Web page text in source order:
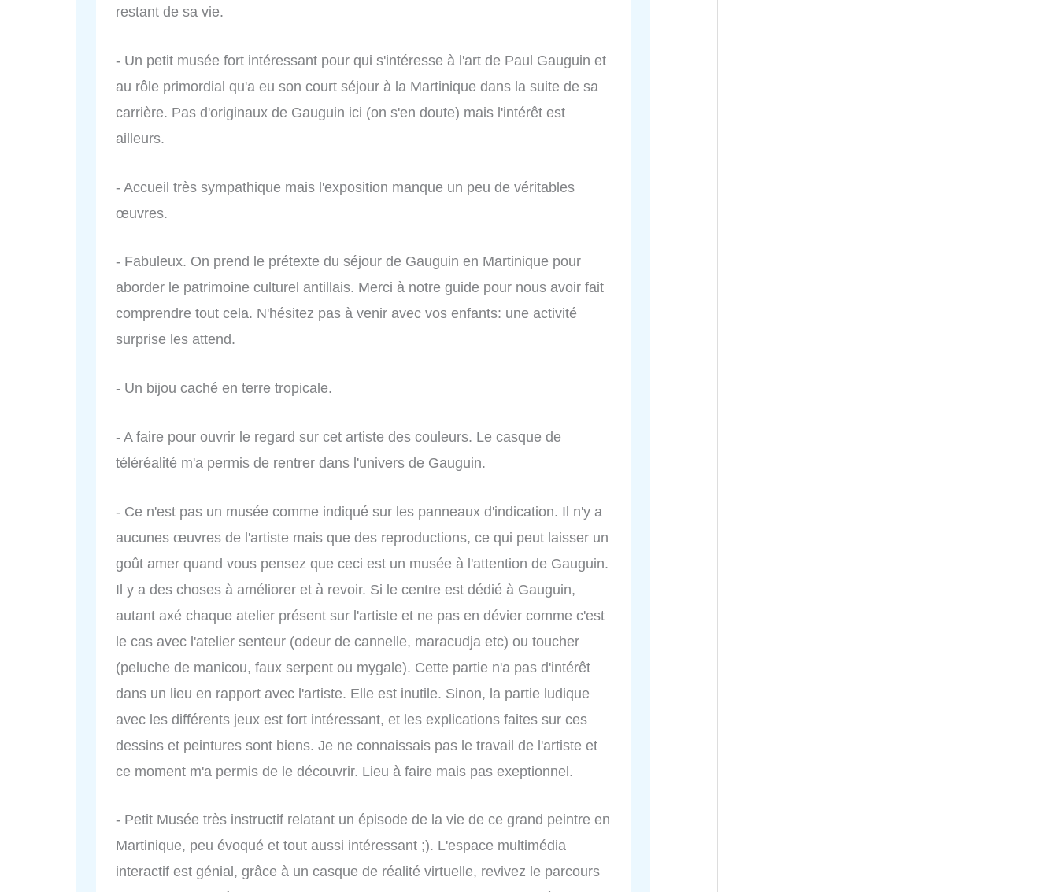
restant de sa vie.
- Un petit musée fort intéressant pour qui s'intéresse à l'art de Paul Gauguin et
au rôle primordial qu'a eu son court séjour à la Martinique dans la suite de sa
carrière. Pas d'originaux de Gauguin ici (on s'en doute) mais l'intérêt est
ailleurs.
- Accueil très sympathique mais l'exposition manque un peu de véritables
œuvres.
- Fabuleux. On prend le prétexte du séjour de Gauguin en Martinique pour
aborder le patrimoine culturel antillais. Merci à notre guide pour nous avoir fait
comprendre tout cela. N'hésitez pas à venir avec vos enfants: une activité
surprise les attend.
- Un bijou caché en terre tropicale.
- A faire pour ouvrir le regard sur cet artiste des couleurs. Le casque de
téléréalité m'a permis de rentrer dans l'univers de Gauguin.
- Ce n'est pas un musée comme indiqué sur les panneaux d'indication. Il n'y a
aucunes œuvres de l'artiste mais que des reproductions, ce qui peut laisser un
goût amer quand vous pensez que ceci est un musée à l'attention de Gauguin.
Il y a des choses à améliorer et à revoir. Si le centre est dédié à Gauguin,
autant axé chaque atelier présent sur l'artiste et ne pas en dévier comme c'est
le cas avec l'atelier senteur (odeur de cannelle, maracudja etc) ou toucher
(peluche de manicou, faux serpent ou mygale). Cette partie n'a pas d'intérêt
dans un lieu en rapport avec l'artiste. Elle est inutile. Sinon, la partie ludique
avec les différents jeux est fort intéressant, et les explications faites sur ces
dessins et peintures sont biens. Je ne connaissais pas le travail de l'artiste et
ce moment m'a permis de le découvrir. Lieu à faire mais pas exeptionnel.
- Petit Musée très instructif relatant un épisode de la vie de ce grand peintre en
Martinique, peu évoqué et tout aussi intéressant ;). L'espace multimédia
interactif est génial, grâce à un casque de réalité virtuelle, revivez le parcours